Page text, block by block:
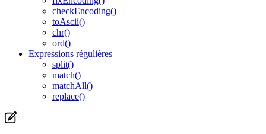
checkEncoding()
toAscii()
chr()
ord()
Expressions régulières
split()
match()
matchAll()
replace()